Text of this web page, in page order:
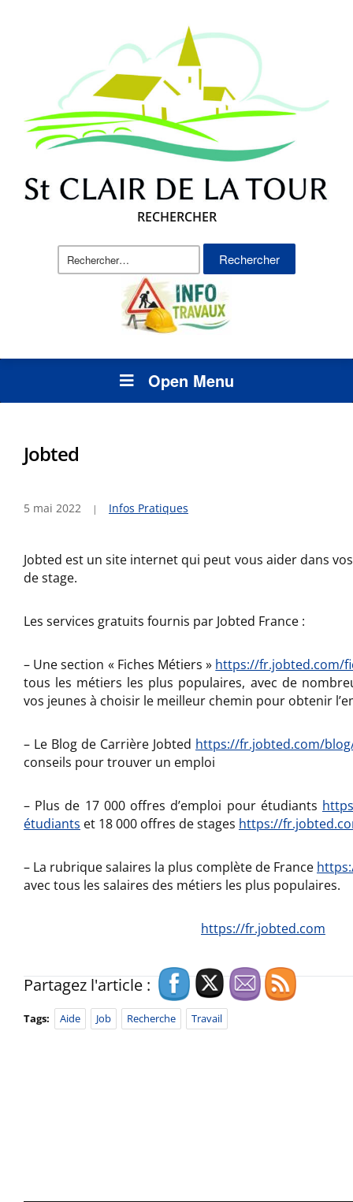
RECHERCHER
Rechercher :
Open Menu
Jobted
5 mai 2022 Infos Pratiques
Jobted est un site internet qui peut vous aider dans
de stage.
Les services gratuits fournis par Jobted France :
– Une section « Fiches Métiers » https://fr.jobted.com/
tous les métiers les plus populaires, avec de
vos jeunes à choisir le meilleur chemin pour obtenir
– Le Blog de Carrière Jobted https://fr.jobted.com/
conseils pour trouver un emploi
– Plus de 17 000 offres d’emploi pour étudiants
étudiants et 18 000 offres de stages https://
– La rubrique salaires la plus complète de France
avec tous les salaires des métiers les plus populaires.
https://fr.jobted.com
Partagez l'article :
Tags: Aide Job Recherche Travail